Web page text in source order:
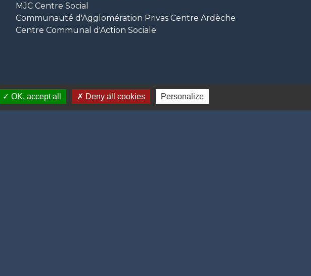
MJC Centre Social
Communauté d'Agglomération Privas Centre Ardèche
Centre Communal d'Action Sociale
OK, accept all Deny all cookies Personalize